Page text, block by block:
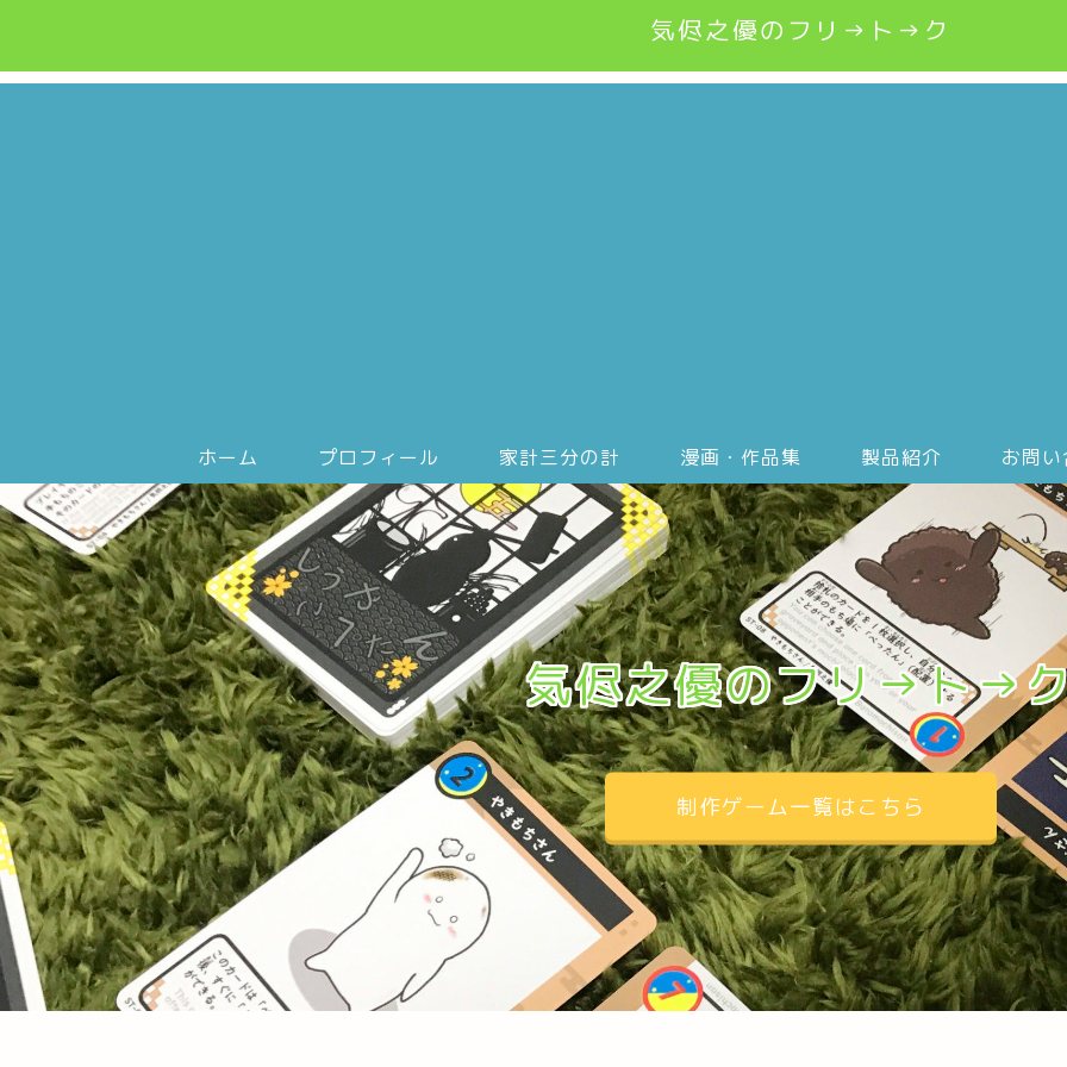
気侭之優のフリ→ト→ク
ホーム プロフィール 家計三分の計 漫画・作品集 製品紹介 お問
気侭之優のフリ→ト→
制作ゲーム一覧はこちら